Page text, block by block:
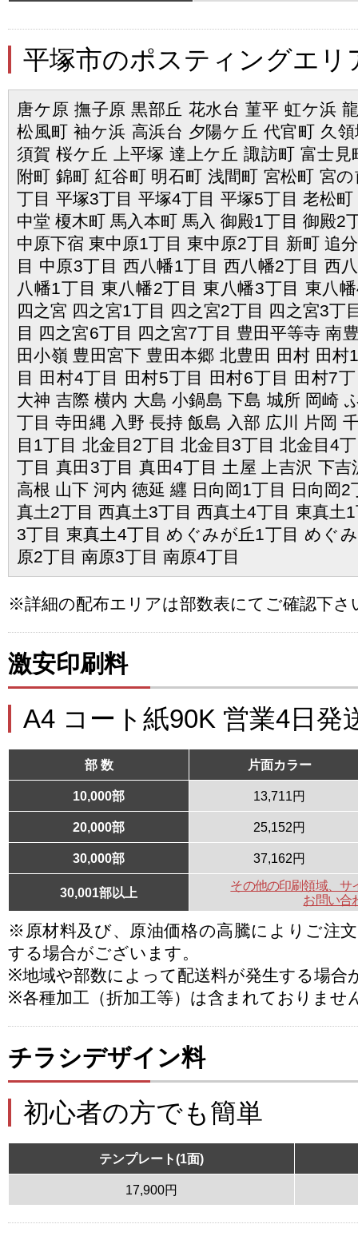
平塚市のポスティングエリ
唐ケ原 撫子原 黒部丘 花水台 菫平 虹ケ浜
松風町 袖ケ浜 高浜台 夕陽ケ丘 代官町 久
須賀 桜ケ丘 上平塚 達上ケ丘 諏訪町 富士
附町 錦町 紅谷町 明石町 浅間町 宮松町 宮
丁目 平塚3丁目 平塚4丁目 平塚5丁目 老松
中堂 榎木町 馬入本町 馬入 御殿1丁目 御殿2
中原下宿 東中原1丁目 東中原2丁目 新町 追
目 中原3丁目 西八幡1丁目 西八幡2丁目 西
八幡1丁目 東八幡2丁目 東八幡3丁目 東八
四之宮 四之宮1丁目 四之宮2丁目 四之宮3丁
目 四之宮6丁目 四之宮7丁目 豊田平等寺 南
田小嶺 豊田宮下 豊田本郷 北豊田 田村 田
目 田村4丁目 田村5丁目 田村6丁目 田村7
大神 吉際 横内 大島 小鍋島 下島 城所 岡崎
丁目 寺田縄 入野 長持 飯島 入部 広川 片岡
目1丁目 北金目2丁目 北金目3丁目 北金目4
丁目 真田3丁目 真田4丁目 土屋 上吉沢 下
高根 山下 河内 徳延 纒 日向岡1丁目 日向岡
真土2丁目 西真土3丁目 西真土4丁目 東真土
3丁目 東真土4丁目 めぐみが丘1丁目 めぐ
原2丁目 南原3丁目 南原4丁目
※詳細の配布エリアは部数表にてご確認下さ
激安印刷料
A4 コート紙90K 営業4日発
部 数 片面カラー
10,000部 13,711円
20,000部 25,152円
30,000部 37,162円
30,001部以上
その他の印刷領域、サ
お問い合
※原材料及び、原油価格の高騰によりご注
する場合がございます。
※地域や部数によって配送料が発生する場合
※各種加工（折加工等）は含まれておりませ
チラシデザイン料
初心者の方でも簡単
テンプレート(1面)
17,900円